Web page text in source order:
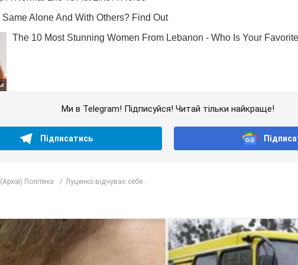
Ми в Telegram! Підписуйся! Читай тільки найкраще!
Підписатись
(Архів) Політика Луценко відчуває себе...